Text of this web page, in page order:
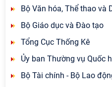
Bộ Văn hóa, Thể thao và
Bộ Giáo dục và Đào tạo
Tổng Cục Thống Kê
Ủy ban Thường vụ Quốc
Bộ Tài chính - Bộ Lao